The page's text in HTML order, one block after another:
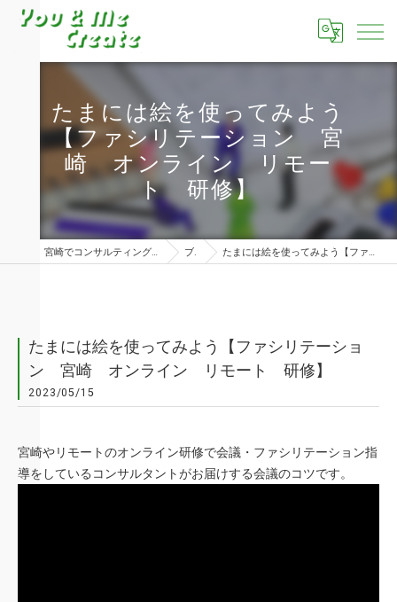
たまには絵を使ってみよう
【ファシリテーション 宮
崎 オンライン リモー
ト 研修】
宮崎でコンサルティングならユーアンドミークリエイト株式会社 ブログ たまには絵を使ってみよう【ファシリテーション 宮崎 オンライン リモート 研修】
たまには絵を使ってみよう【ファシリテーショ
ン 宮崎 オンライン リモート 研修】
2023/05/15
宮崎やリモートのオンライン研修で会議・ファシリテーション指
導をしているコンサルタントがお届けする会議のコツです。